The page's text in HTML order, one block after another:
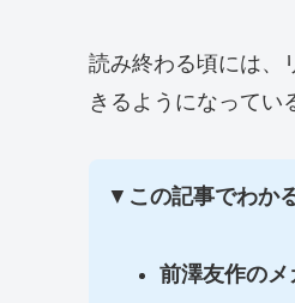
読み終わる頃には、
きるようになってい
▼ この記事でわか
前澤友作の